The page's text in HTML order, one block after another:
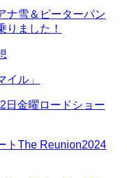
ナ雪＆ピーターパン
りました！
ル」
日金曜ロードショー
トThe Reunion2024